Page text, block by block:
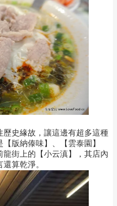
史緣故，讓這邊有超多這種
【 版納傣味 】、【 雲泰園 】
街上的【小云滇】，其店內
算乾淨。